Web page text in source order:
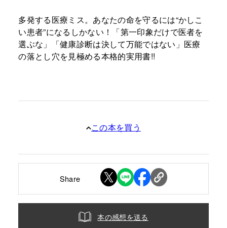
多発する医療ミス。あなたの命を守るには“かしこ
い患者”になるしかない！「第一印象だけで医者を
選ぶな」「健康診断は決して万能ではない」医療
の落とし穴を見極める本格的実用書!!
この本を買う
Share
本の感想を送る